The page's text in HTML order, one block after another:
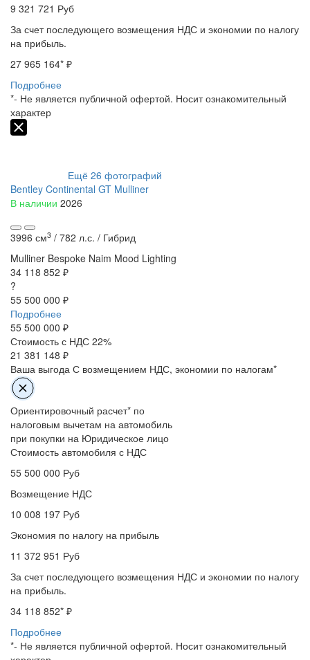
9 321 721 Руб
За счет последующего возмещения НДС и экономии по налогу
на прибыль.
27 965 164* ₽
Подробнее
*- Не является публичной офертой. Носит ознакомительный
характер
Ещё 26 фотографий
Bentley Continental GT Mulliner
В наличии 2026
3996 см3 / 782 л.с. / Гибрид
Mulliner Bespoke Naim Mood Lighting
34 118 852 ₽
?
55 500 000 ₽
Подробнее
55 500 000 ₽
Стоимость с НДС 22%
21 381 148 ₽
Ваша выгода С возмещением НДС, экономии по налогам*
Ориентировочный расчет* по
налоговым вычетам на автомобиль
при покупки на Юридическое лицо
Стоимость автомобиля с НДС
55 500 000 Руб
Возмещение НДС
10 008 197 Руб
Экономия по налогу на прибыль
11 372 951 Руб
За счет последующего возмещения НДС и экономии по налогу
на прибыль.
34 118 852* ₽
Подробнее
*- Не является публичной офертой. Носит ознакомительный